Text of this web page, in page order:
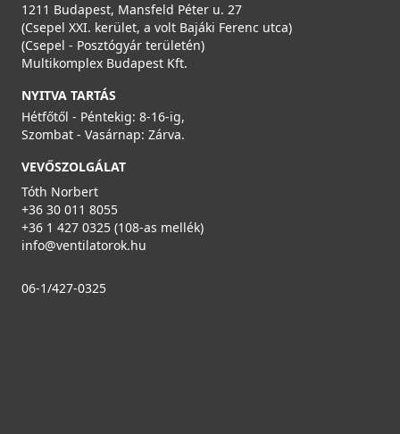
1211 Budapest, Mansfeld Péter u. 27
(Csepel XXI. kerület, a volt Bajáki Ferenc utca)
(Csepel - Posztógyár területén)
Multikomplex Budapest Kft.
NYITVA TARTÁS
Hétfőtől - Péntekig: 8-16-ig,
Szombat - Vasárnap: Zárva.
VEVŐSZOLGÁLAT
Tóth Norbert
+36 30 011 8055
+36 1 427 0325 (108-as mellék)
info@ventilatorok.hu
06-1/427-0325